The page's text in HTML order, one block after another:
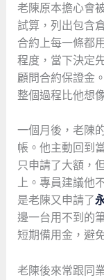
老陳原本擔心會
試算，列出包含
合約上每一條都
程度，當下決定
顧問合約保證金
整個過程比他想
一個月後，老陳
帳。他主動回到
只申請了大額，
上。專員建議他
是老陳又申請了
邊一台用不到的
短期備用金，避
老陳後來常跟同